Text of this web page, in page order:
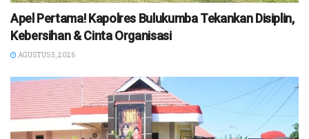
Apel Pertama! Kapolres Bulukumba Tekankan Disiplin,
Kebersihan & Cinta Organisasi
AGUSTUS 5, 2026